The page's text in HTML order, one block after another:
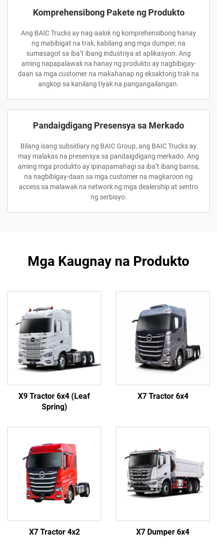
Komprehensibong Pakete ng Produkto
Ang BAIC Trucks ay nag-aalok ng komprehensibong hanay
ng mabibigat na trak, kabilang ang mga dumper, na
sumasagot sa iba’t ibang industriya at aplikasyon. Ang
aming napapalawak na hanay ng produkto ay nagbibigay-
daan sa mga customer na makahanap ng eksaktong trak na
angkop sa kanilang tiyak na pangangailangan.
Pandaigdigang Presensya sa Merkado
Bilang isang subsidiary ng BAIC Group, ang BAIC Trucks ay
may malakas na presensya sa pandaigdigang merkado. Ang
aming mga produkto ay ipinapamahagi sa iba’t ibang bansa,
na nagbibigay-daan sa mga customer na magkaroon ng
access sa malawak na network ng mga dealership at sentro
ng serbisyo.
Mga Kaugnay na Produkto
X9 Tractor 6x4 (Leaf
Spring)
X7 Tractor 6x4
X7 Tractor 4x2 X7 Dumper 6x4